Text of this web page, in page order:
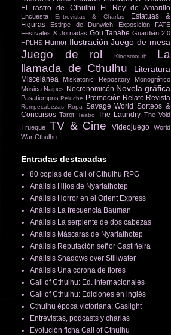
El rastro de Cthulhu El Rey de Amarillo
Encuesta Entrevistas & Charlas
Estatuas &
Figuras
Estirpe de Dunwich Exposición
FATE
Festivales & Jornadas Gou Tanabe Guardián 2.0
HPLHS Humor Ilustración Juego de mesa
Juego de rol Kingsmouth
La
llamada de Cthulhu
Literatura
Miscelánea Miskatonic Repository
Monográfico
Música Naipes Necronomicón Novela gráfica
Pasatiempos Peluche Promoción Relato Revista
Rompecabezas Ropa Savage World Sorteos &
Concursos Tarot Teatro The Laundry The Void
Trueque TV & Cine Videojuego World
War Cthulhu
Entradas destacadas
80 copias de Call of Cthulhu RPG
Análisis Hijos de Nyarlathotep
Análisis Horror en el Orient Express
Análisis La frecuencia Bauman
Análisis La serpiente de dos cabezas
Análisis Máscaras de Nyarlathotep
Análisis Reputación señor Castiñeira
Análisis Shadows over Stillwater
Análisis Una corona de flores
Call of Cthulhu: Ed. internacionales
Call of Cthulhu: Ediciones en inglés
Cthulhu época victoriana: Gaslight
Entrevistas, podcasts y charlas
Evolución ficha Call of Cthulhu